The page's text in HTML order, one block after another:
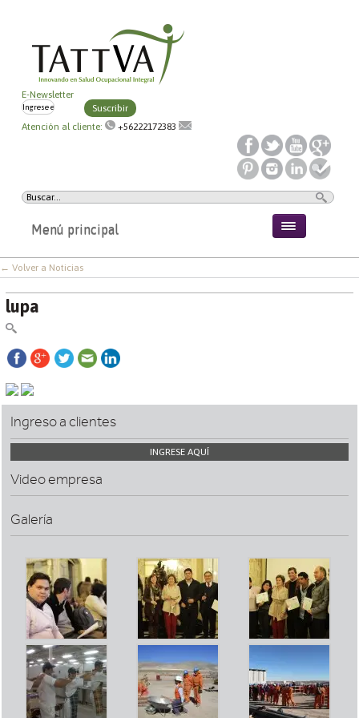
E-Newsletter
Suscribir
Atención al cliente:
+56222172383
Menú principal
← Volver a Noticias
lupa
Ingreso a clientes
INGRESE AQUÍ
Video empresa
Galería